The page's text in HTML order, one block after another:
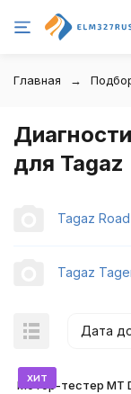
Главная
для Tagaz
Tagaz
Tagaz
Дата
хит
Мотор-тестер MT